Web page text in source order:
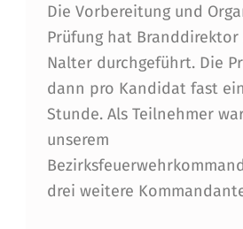
H
N
E
B
E
I
Die Vorbereitung und
Prüfung hat Branddirektor
Nalter durchgeführt. Die
dann pro Kandidat fast
Stunde. Als Teilnehmer
unserem
drei weitere